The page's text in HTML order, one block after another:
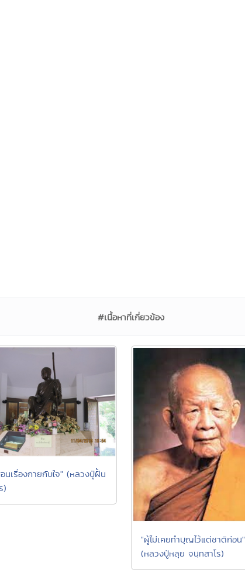
#เนื้อหาที่เกี่ยวข้อง
นเรื่องกายกับใจ" (หลวงปู่ฝั้น
)
"ผู้ไม่เคยทำบุญไว้แต่ชาติก่อน"
(หลวงปู่หลุย จนฺทสาโร)